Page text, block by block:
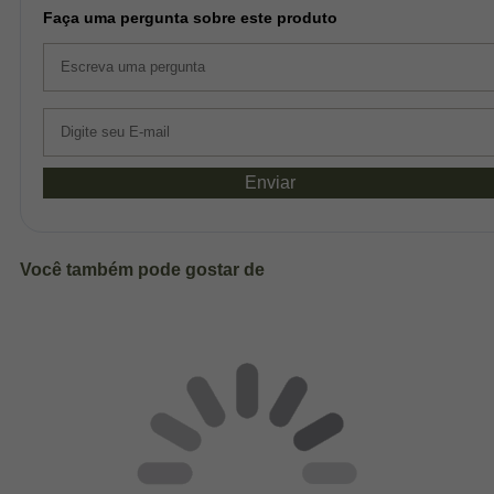
Faça uma pergunta sobre este produto
Enviar
Você também pode gostar de